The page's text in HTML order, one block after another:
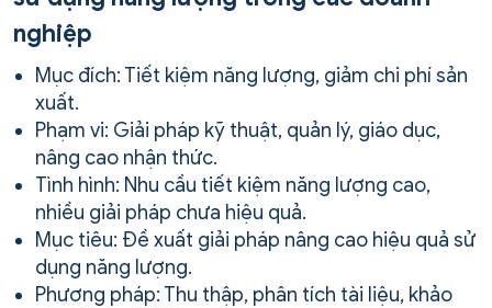
nghiệp
Mục đích: Tiết kiệm năng lượng, giảm chi phí sản
xuất.
Phạm vi: Giải pháp kỹ thuật, quản lý, giáo dục,
nâng cao nhận thức.
Tình hình: Nhu cầu tiết kiệm năng lượng cao,
nhiều giải pháp chưa hiệu quả.
Mục tiêu: Đề xuất giải pháp nâng cao hiệu quả sử
dụng năng lượng.
Phương pháp: Thu thập, phân tích tài liệu, khảo